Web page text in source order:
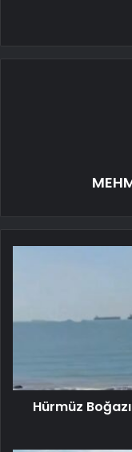
Hürmüz